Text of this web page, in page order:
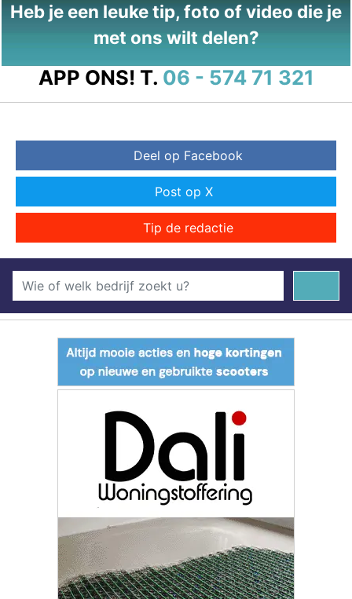
Heb je een leuke tip, foto of video die je
met ons wilt delen?
APP ONS! T. 06 - 574 71 321
Deel op Facebook
Post op X
Tip de redactie